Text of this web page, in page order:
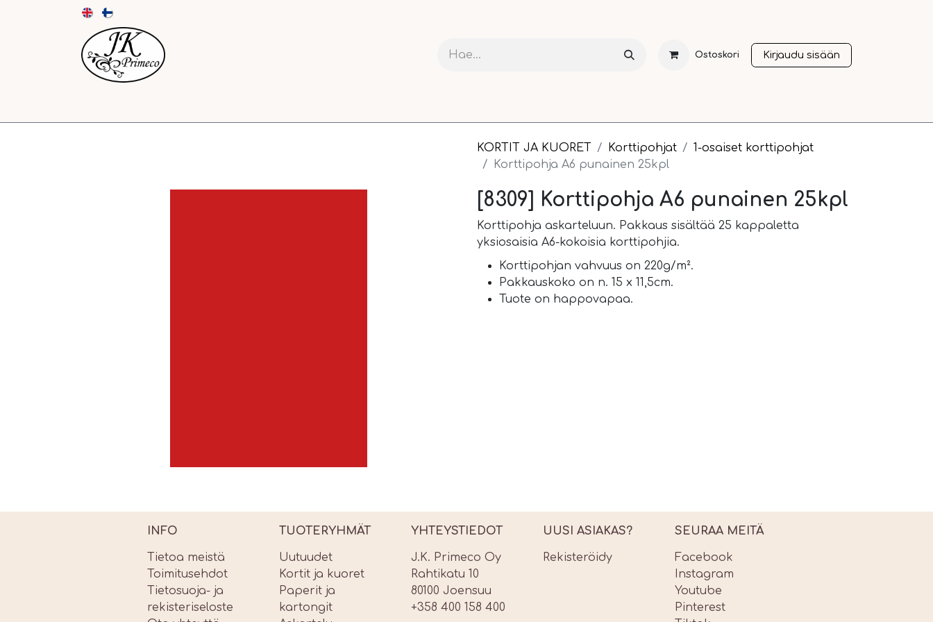
Ostoskori Kirjaudu sisään
KORTIT JA KUORET Korttipohjat
1-osaiset korttipohjat
Korttipohja A6 punainen 25kpl
[8309] Korttipohja A6 punainen 25kpl
Korttipohja askarteluun. Pakkaus sisältää 25 kappaletta
yksiosaisia A6-kokoisia korttipohjia.
Korttipohjan vahvuus on 220g/m².
Pakkauskoko on n. 15 x 11,5cm.
Tuote on happovapaa.
INFO
Tietoa meistä
Toimitusehdot
Tietosuoja- ja
rekisteriseloste
TUOTERYHMÄT
Uutuudet
Kortit ja kuoret
Paperit ja
kartongit
YHTEYSTIEDOT
J.K. Primeco Oy
Rahtikatu 10
80100 Joensuu
+358 400 158 400
UUSI ASIAKAS?
Rekisteröidy
SEURAA MEITÄ
Facebook
Instagram
Youtube
Pinterest